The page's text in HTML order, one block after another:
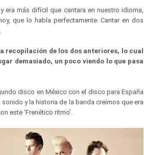
era más difícil que cantara en nuestro idioma,
que lo habla perfectamente. Cantar en dos
recopilación de los dos anteriores, lo cual
demasiado, un poco viendo lo que pasa
disco en México con el disco para España
y la historia de la banda creímos que era
este ‘Frenético ritmo’.